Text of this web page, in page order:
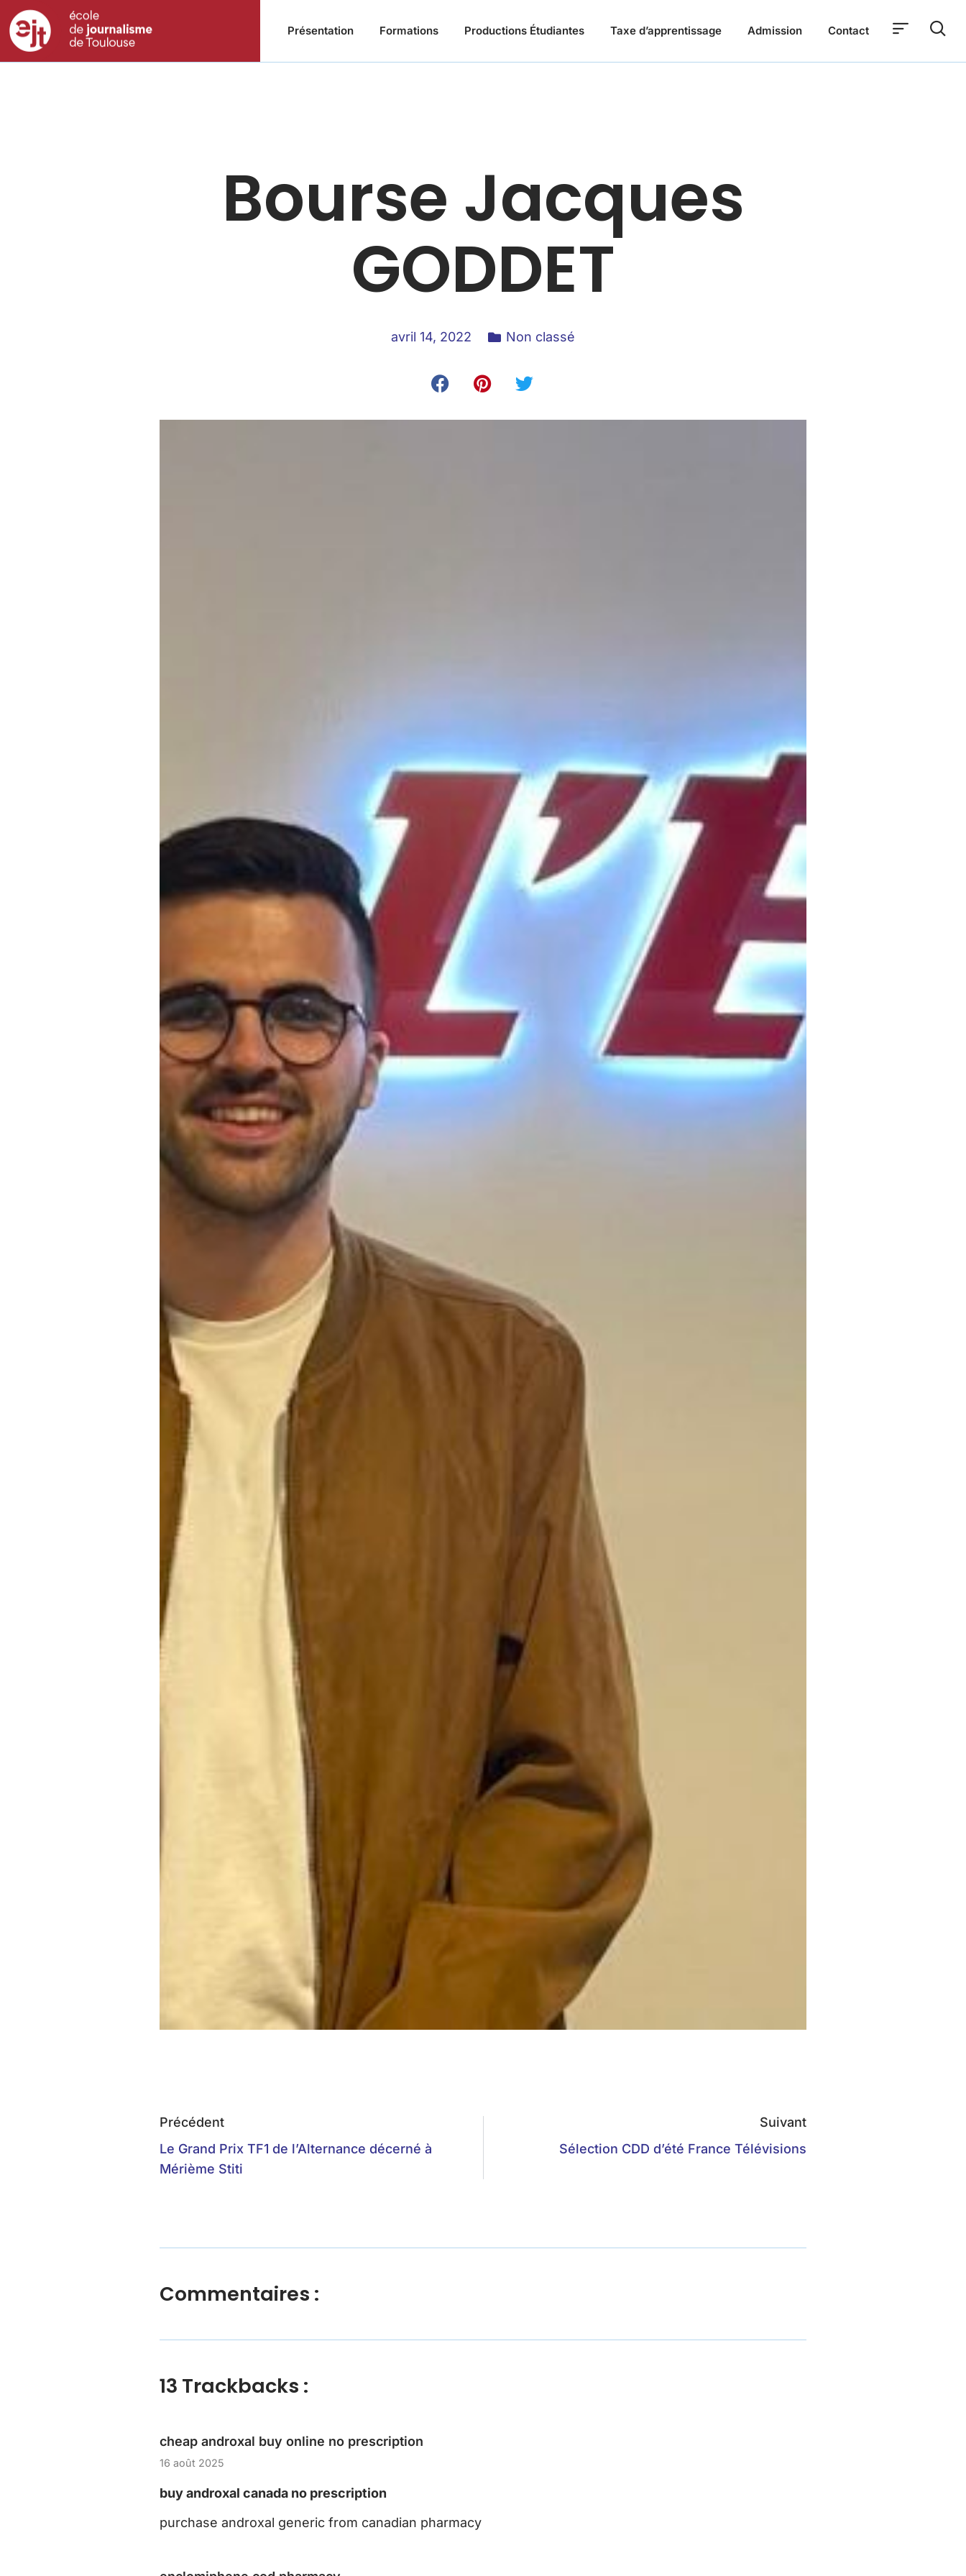
Présentation Formations Productions Étudiantes Taxe d’apprentissage Admission Contact
Bourse Jacques
GODDET
avril 14, 2022 Non classé
Précédent
Le Grand Prix TF1 de l’Alternance décerné à
Mérième Stiti
Suivant
Sélection CDD d’été France Télévisions
Commentaires :
13 Trackbacks :
cheap androxal buy online no prescription
16 août 2025
buy androxal canada no prescription
purchase androxal generic from canadian pharmacy